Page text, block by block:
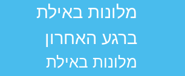
מלונות באילת
ברגע האחרון
מלונות באילת